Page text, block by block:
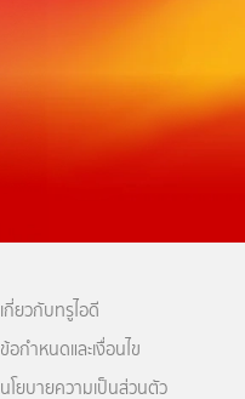
เกี่ยวกับทรูไอดี
ข้อกำหนดและเงื่อนไข
นโยบายความเป็นส่วนตัว